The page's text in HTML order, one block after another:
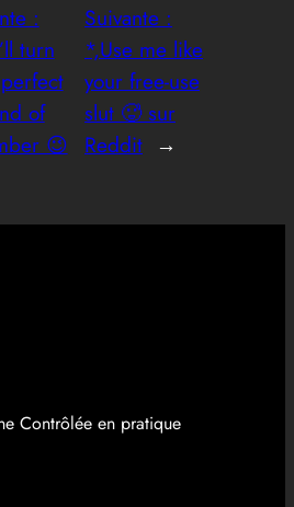
:
turn
of
😉
Suivante :
*,Use me like
your free-use
slut 🥵 sur
Reddit →
Contrôlée en pratique